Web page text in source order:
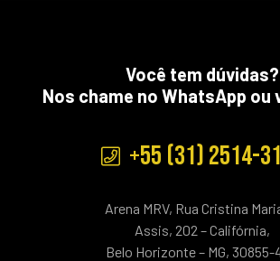
Você tem dúvidas?
Nos chame no WhatsApp
+55 (31) 2514-
Arena MRV, Rua Cristina
Assis, 202 – Califórnia,
Belo Horizonte – MG, 30855-